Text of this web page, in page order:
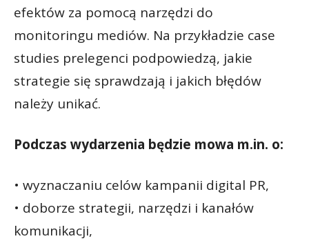
efektów za pomocą narzędzi do
monitoringu mediów. Na przykładzie case
studies prelegenci podpowiedzą, jakie
strategie się sprawdzają i jakich błędów
należy unikać.
Podczas wydarzenia będzie mowa m.in. o:
• wyznaczaniu celów kampanii digital PR,
• doborze strategii, narzędzi i kanałów
komunikacji,